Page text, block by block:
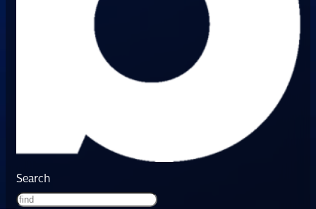
Search